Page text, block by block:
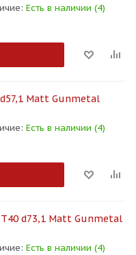
Есть в наличии (4)
d57,1 Matt Gunmetal
Есть в наличии (4)
d73,1 Matt Gunmetal
Есть в наличии (4)